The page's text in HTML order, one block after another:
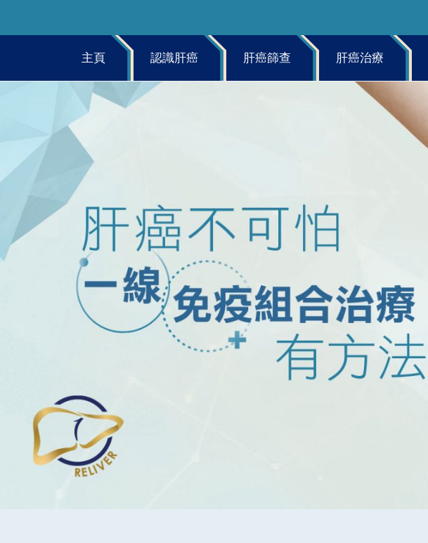
主頁 認識肝癌 肝癌篩查 肝癌治療